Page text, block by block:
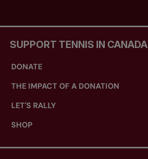
SUPPORT TENNIS IN CANADA
DONATE
THE IMPACT OF A DONATION
LET'S RALLY
SHOP